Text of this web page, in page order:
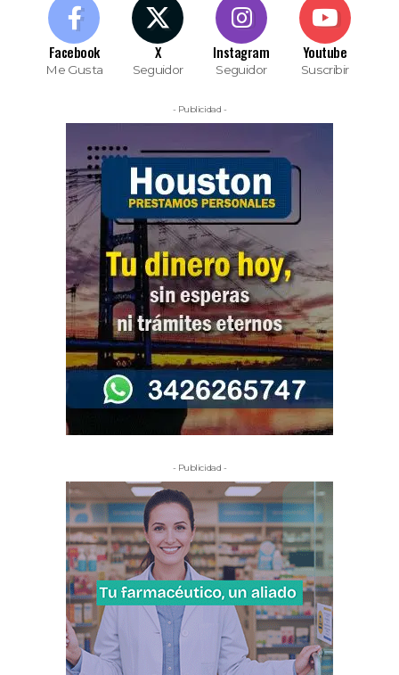
Facebook
Me Gusta
X
Seguidor
Instagram
Seguidor
Youtube
Suscribir
- Publicidad -
- Publicidad -